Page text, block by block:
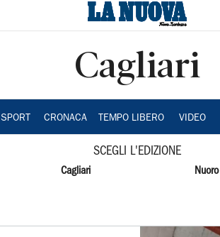
Cagliari
SPORT CRONACA TEMPO LIBERO VIDEO
SCEGLI L'EDIZIONE
Cagliari Nuoro